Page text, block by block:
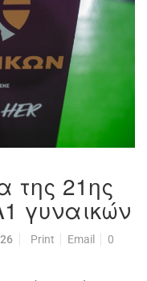
21ης
γυναικών
Print Email
0